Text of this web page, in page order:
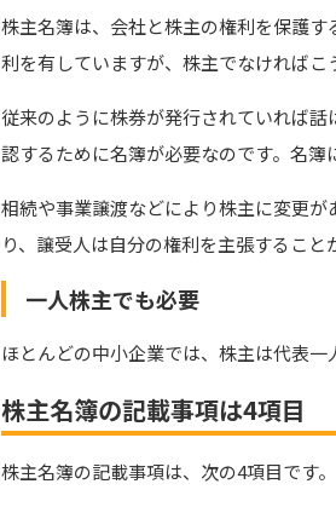
株主名簿は、会社と株主の権利を保護
利を有していますが、株主でなければこ
従来のように株券が発行されていれば
認するために名簿が必要なのです。名簿
相続や事業譲渡などにより株主に変更
り、譲受人は自分の権利を主張すること
一人株主でも必要
ほとんどの中小企業では、株主は代表
株主名簿の記載事項は4項目
株主名簿の記載事項は、次の4項目です。